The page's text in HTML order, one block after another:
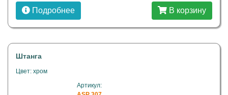
Подробнее В корзину
Штанга
Цвет: хром
Артикул: